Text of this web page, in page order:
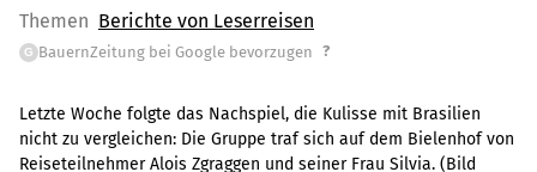
Themen Berichte von Leserreisen
G BauernZeitung bei Google bevorzugen ?
Letzte Woche folgte das Nachspiel, die Kulisse mit Brasilien
nicht zu vergleichen: Die Gruppe traf sich auf dem Bielenhof von
Reiseteilnehmer Alois Zgraggen und seiner Frau Silvia. (Bild